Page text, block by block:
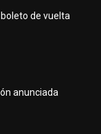
de vuelta
anunciada